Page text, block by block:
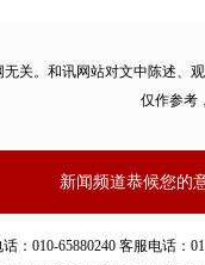
无关。和讯网站对文中陈述
仅作参考
新闻频道恭候您的
：010-65880240 客服电话：